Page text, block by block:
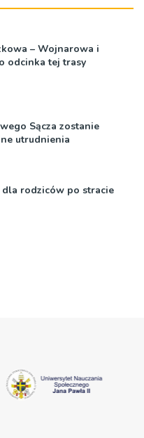
– Wojnarowa i
odcinka tej trasy
Sącza zostanie
utrudnienia
rodziców po stracie